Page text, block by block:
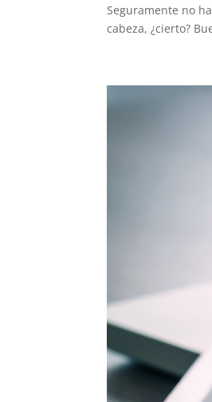
Seguramente no
cabeza, ¿cierto?